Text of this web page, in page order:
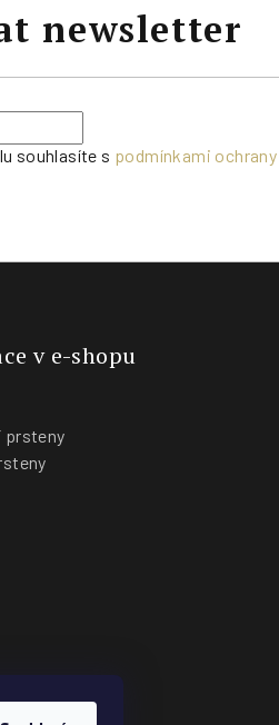
newsletter
souhlasíte s podmínkami
v e-shopu
prsteny